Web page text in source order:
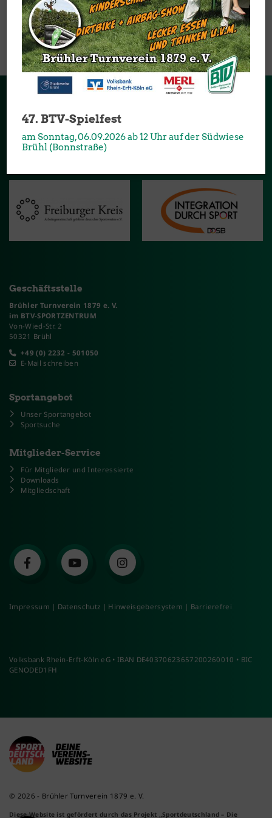
DOWNLOAD DOWNLOAD
Sponsoren & Partner
Danke an alle Partner und Sponsoren, die unseren Verein
unterstützen:
Geschäftsstelle
Brühler Turnverein 1879 e. V.
im BTV-SPORTZENTRUM
Von-Wied-Str. 2
50321 Brühl
+49 (0) 2232 - 501050
E-Mail schreiben
Sportangebot
Unser Sportangebot
Sportsuche
Mitglieder-Service
Für Mitglieder und Interessierte
Downloads
Mitgliedschaft
Impressum | Datenschutz | Hinweisgebersystem | Barrierefrei
Volksbank Rhein-Erft-Köln eG • IBAN DE40370623657200260010 • BIC
GENODED1FH
© 2026 - Brühler Turnverein 1879 e. V.
Diese Website ist gefördert durch das Projekt „Sportdeutschland – Die
47. BTV-Spielfest
am Sonntag, 06.09.2026 ab 12 Uhr auf der Südwiese
Brühl (Bonnstraße)